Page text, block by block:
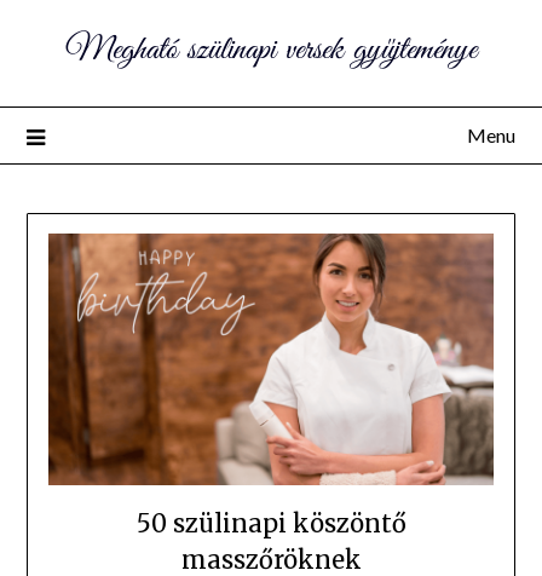
Megható szülinapi versek gyűjteménye
Menu
50 szülinapi köszöntő
masszőröknek